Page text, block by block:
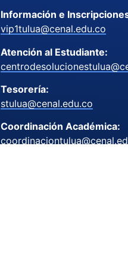
Información e
vip1tulua@cenal.edu.co
Atención al Estudiante:
Tesorería:
stulua@cenal.edu.co
Coordinación Académica: